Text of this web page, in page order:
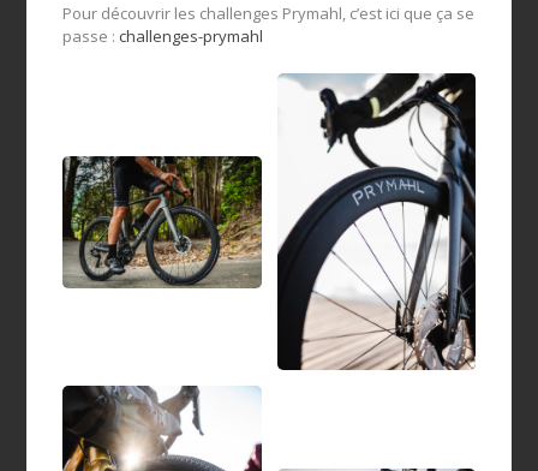
Pour découvrir les challenges Prymahl, c’est ici que ça se
passe : challenges-prymahl